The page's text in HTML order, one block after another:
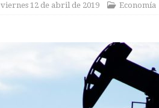
viernes 12 de abril de 2019 Economía